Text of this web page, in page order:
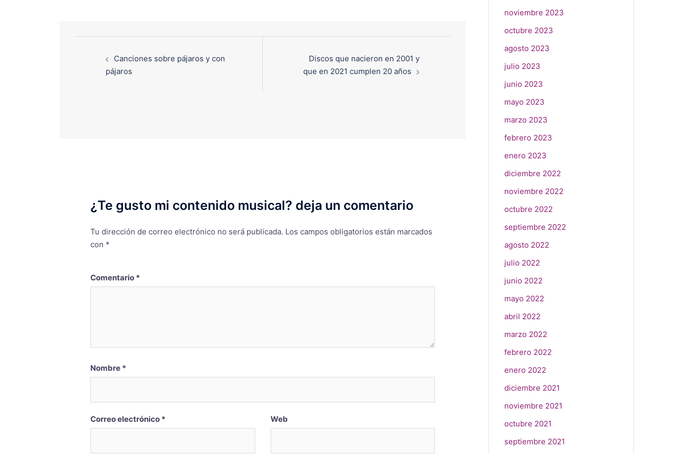
Canciones sobre pájaros y con
pájaros
Discos que nacieron en 2001 y
que en 2021 cumplen 20 años
¿Te gusto mi contenido musical? deja un comentario
Tu dirección de correo electrónico no será publicada. Los campos obligatorios están marcados
con *
Comentario *
Nombre *
Correo electrónico * Web
noviembre 2023
octubre 2023
agosto 2023
julio 2023
junio 2023
mayo 2023
marzo 2023
febrero 2023
enero 2023
diciembre 2022
noviembre 2022
octubre 2022
septiembre 2022
agosto 2022
julio 2022
junio 2022
mayo 2022
abril 2022
marzo 2022
febrero 2022
enero 2022
diciembre 2021
noviembre 2021
octubre 2021
septiembre 2021